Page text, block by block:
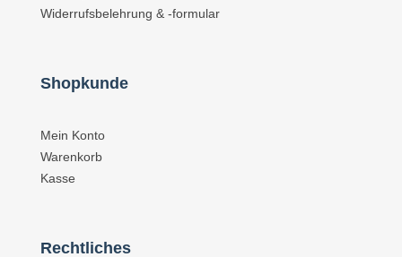
Widerrufsbelehrung & -formular
Shopkunde
Mein Konto
Warenkorb
Kasse
Rechtliches